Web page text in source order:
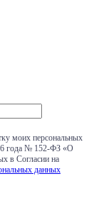
моих персональных
года № 152-ФЗ «О
в Согласии на
данных